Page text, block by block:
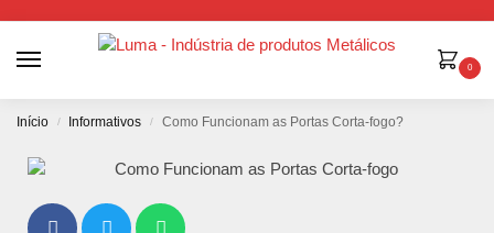
0
Início / Informativos / Como Funcionam as Portas Corta-fogo?